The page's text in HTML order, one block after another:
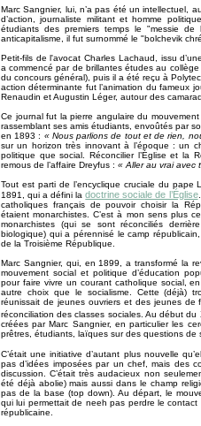
Marc Sangnier, lui, n’a pas été un intellectuel,
d’action, journaliste militant et homme
étudiants des premiers temps le "messie
anticapitalisme, il fut surnommé le "bolchevik
Petit-fils de l'avocat Charles Lachaud, issu
a commencé par de brillantes études au
du concours général), puis il a été reçu à
action déterminante fut l’animation du fameux
Renaudin et Augustin Léger, autour des
Ce journal fut la pierre angulaire du
rassemblant ses amis étudiants, envoûtés par
en 1893 : « Nous parlions de tout et de rien,
sur un horizon très innovant à l’époque : un
politique que social. Réconcilier l’Église et la
remous de l’affaire Dreyfus : « Aller au vrai avec
Tout est parti de l’encyclique cruciale du
1891, qui a défini ladoctrine sociale de l’Église
catholiques français de pouvoir choisir la
étaient monarchistes. C’est à mon sens plus
monarchistes (qui se sont réconciliés
biologique) qui a pérennisé le camp
de la Troisième République.
Marc Sangnier, qui, en 1899, a transformé la
mouvement social et politique d’éducation
pour faire vivre un courant catholique social,
autre choix que le socialisme. Cette (déjà)
réunissait de jeunes ouvriers et des jeunes
réconciliation des classes sociales. Au début du
créées par Marc Sangnier, en particulier les
prêtres, étudiants, laïques sur des questions de
C’était une initiative d’autant plus nouvelle
pas d’idées imposées par un chef, mais des
discussion. C’était très audacieux non
été déjà abolie) mais aussi dans le champ
pas de la base (top down). Au départ, le
qui lui permettait de neeh pas perdre le
républicaine.